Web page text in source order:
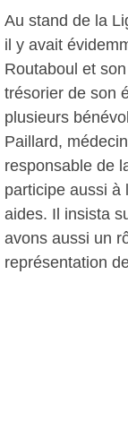
Au stand de la
il y avait
Routaboul et
trésorier de son
plusieurs
Paillard,
responsable de
participe aussi à
aides. Il insista
avons aussi un
représentation